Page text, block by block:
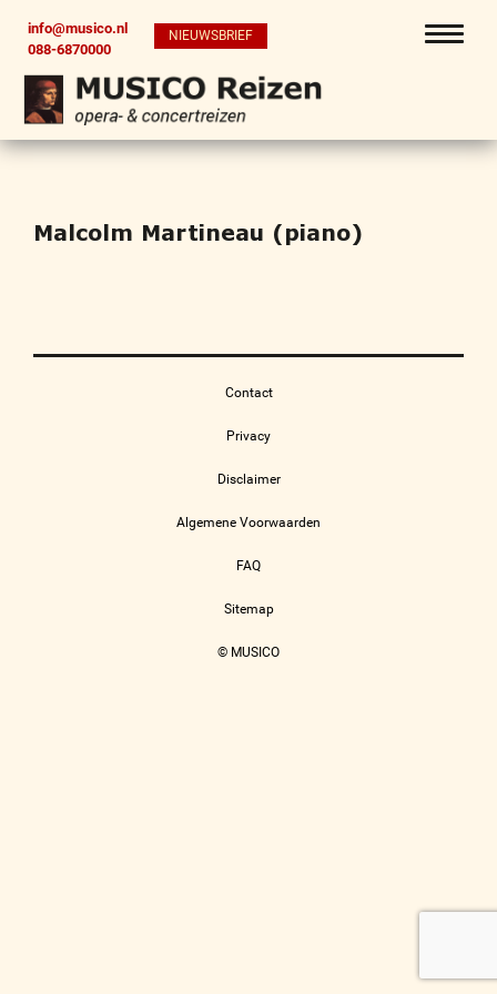
info@musico.nl
088-6870000
NIEUWSBRIEF
Malcolm Martineau (piano)
Contact
Privacy
Disclaimer
Algemene Voorwaarden
FAQ
Sitemap
© MUSICO